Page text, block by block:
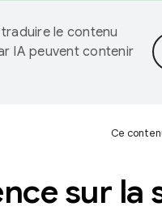
le contenu
IA peuvent contenir
Ce
sur la